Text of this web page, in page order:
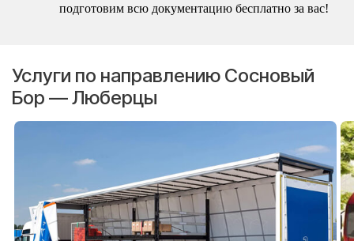
подготовим всю документацию бесплатно за вас!
Услуги по направлению Сосновый
Бор — Люберцы